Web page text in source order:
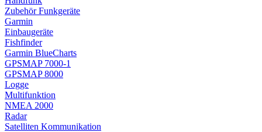
Zubehör Funkgeräte
Garmin
Einbaugeräte
Fishfinder
Garmin BlueCharts
GPSMAP 7000-1
GPSMAP 8000
Logge
Multifunktion
NMEA 2000
Radar
Satelliten Kommunikation